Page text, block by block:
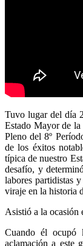
Tuvo lugar del día
Estado Mayor de la
Pleno del 8º
de los éxitos
típica de nuestro
desafío, y
labores partidistas
viraje en la historia
Asistió a la ocasión
Cuando él ocupó
aclamación a este